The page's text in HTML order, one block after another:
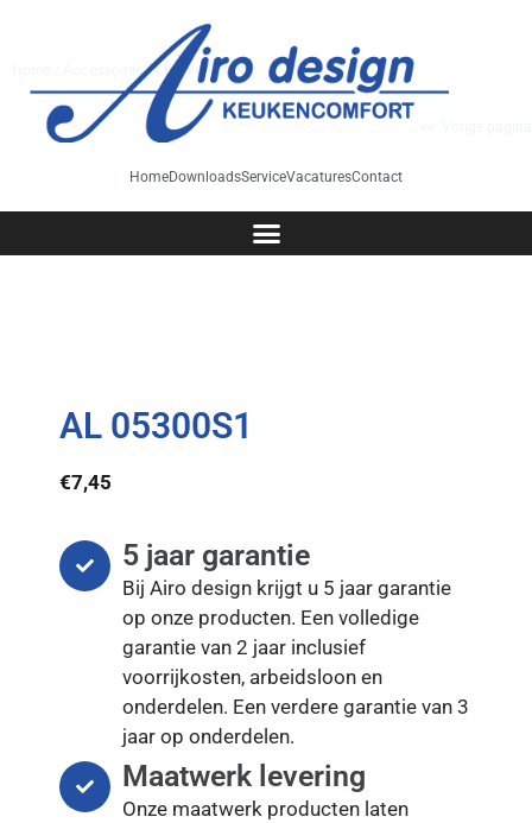
HomeDownloadsServiceVacaturesContact
Accessoires/LED verlichting / AL 05300S1
AL 05300S1
€7,45
5 jaar garantie
Bij Airo design krijgt u 5 jaar garantie
op onze producten. Een volledige
garantie van 2 jaar inclusief
voorrijkosten, arbeidsloon en
onderdelen. Een verdere garantie van 3
jaar op onderdelen.
Maatwerk levering
Onze maatwerk producten laten